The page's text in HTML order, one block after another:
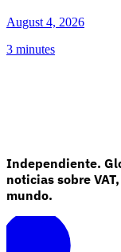
August 4, 2026
3 minutes
Independiente.
noticias sobre
mundo.